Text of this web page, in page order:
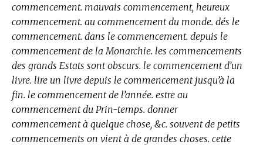
commencement. mauvais commencement, heureux
commencement. au commencement du monde. dés le
commencement. dans le commencement. depuis le
commencement de la Monarchie. les commencements
des grands Estats sont obscurs. le commencement d’un
livre. lire un livre depuis le commencement jusqu’à la
fin. le commencement de l’année. estre au
commencement du Prin-temps. donner
commencement à quelque chose, &c. souvent de petits
commencements on vient à de grandes choses. cette